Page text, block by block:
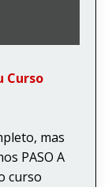
Curso
mas
PASO A
curso